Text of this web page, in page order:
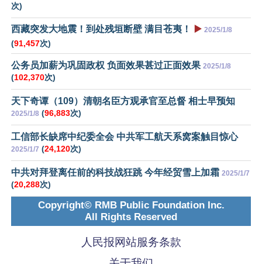
次)
西藏突发大地震！到处残垣断壁 满目苍夷！ ▶️ 2025/1/8
(91,457次)
公务员加薪为巩固政权 负面效果甚过正面效果 2025/1/8
(102,370次)
天下奇谭（109）清朝名臣方观承官至总督 相士早预知
2025/1/8 (96,883次)
工信部长缺席中纪委全会 中共军工航天系窝案触目惊心
2025/1/7 (24,120次)
中共对拜登离任前的科技战狂跳 今年经贸雪上加霜 2025/1/7
(20,288次)
Copyright© RMB Public Foundation Inc.
All Rights Reserved
人民报网站服务条款